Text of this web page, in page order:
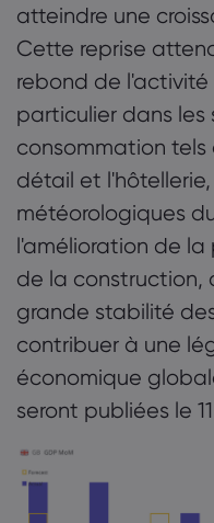
atteindre une
Cette reprise
rebond de l'activité
particulier dans les
consommation
détail et
météorologiques
l'amélioration de
de la construction,
grande stabilité
contribuer à une
économique
seront publiées le